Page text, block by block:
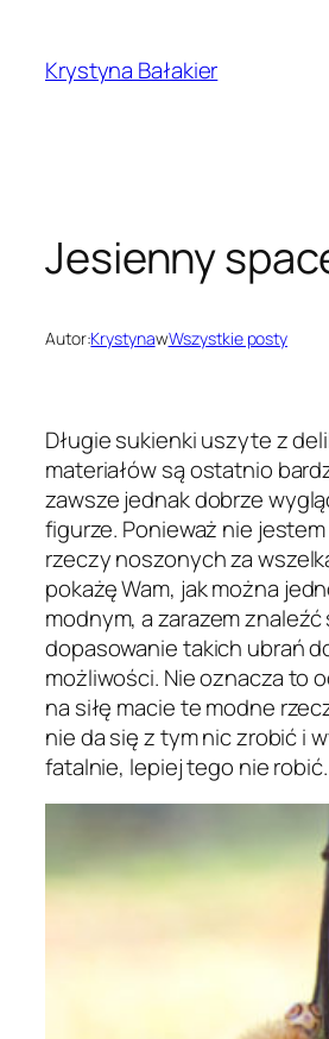
treściKrystyna Bałakier
Jesienny
Autor:KrystynawWszystkie posty
Długie sukienki uszyte z
materiałów są ostatnio
zawsze jednak dobrze
figurze. Ponieważ nie
rzeczy noszonych za
pokażę Wam, jak można
modnym, a zarazem
dopasowanie takich ubrań
możliwości. Nie oznacza to
na siłę macie te modne
nie da się z tym nic zrobić i
fatalnie, lepiej tego nie robić.